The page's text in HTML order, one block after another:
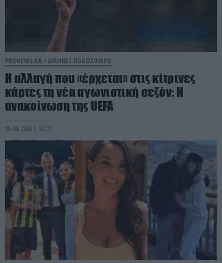
PRONEWS.GR / ΔΙΕΘΝΕΣ ΠΟΔΟΣΦΑΙΡΟ
Η αλλαγή που «έρχεται» στις κίτρινες
κάρτες τη νέα αγωνιστική σεζόν: Η
ανακοίνωση της UEFA
05.08.2026 | 10:21